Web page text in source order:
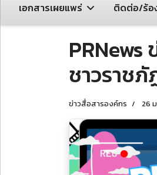
เอกสารเผยแพร่ ติดต่อ/ร้อ
ชาวราช
ข่าวสื่อสารองค์กร 26